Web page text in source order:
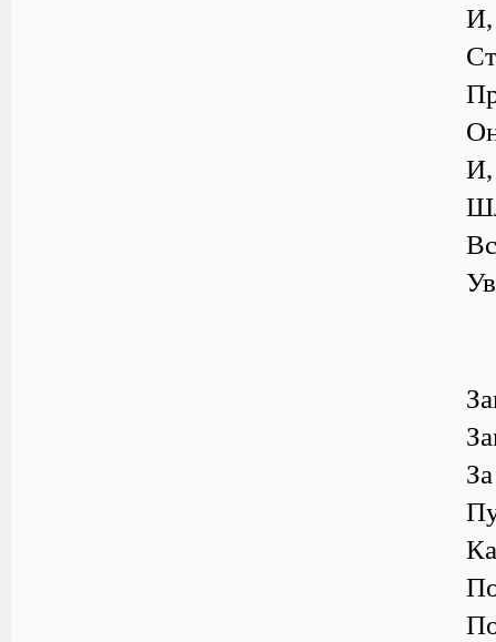
И,
И,